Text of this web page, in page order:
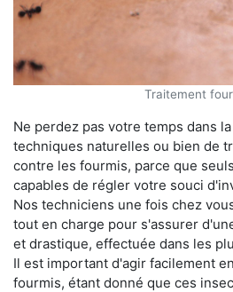
Traitement
Ne perdez pas votre temps dans
techniques naturelles ou bien de
contre les fourmis, parce que
capables de régler votre souci
Nos techniciens une fois chez
tout en charge pour s'assurer
et drastique, effectuée dans les
Il est important d'agir facilement
fourmis, étant donné que ces